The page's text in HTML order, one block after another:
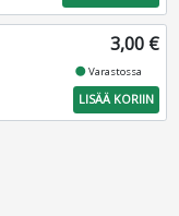
3,00 €
fiber_manual_recordVarastossa
LISÄÄ KORIIN